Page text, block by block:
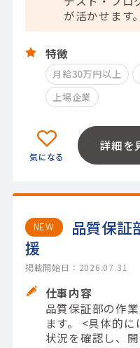
が活かせます。
特徴
月給30万円以上
上場企業
詳細を
NEW
品質保証
援
掲載開始日：2026.07.31
仕事内容
品質保証部の作
ます。 <具体的
状況を確認し、